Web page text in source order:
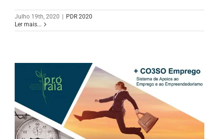
Julho 19th, 2020
PDR 2020
Ler mais...